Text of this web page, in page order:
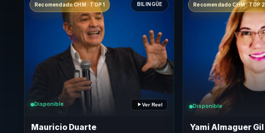
Recomendado CHM · TOP 1 BILINGÜE
Disponible Ver Reel
Mauricio Duarte
Recomendado CHM · TOP 2
Disponible
Yami Almaguer Gil